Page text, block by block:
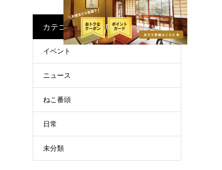
カテゴリー
イベント
ニュース
ねこ番頭
日常
未分類